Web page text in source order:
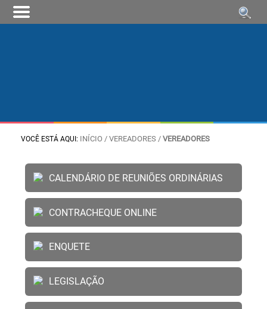
VOCÊ ESTÁ AQUI: INÍCIO / VEREADORES / VEREADORES
CALENDÁRIO DE REUNIÕES ORDINÁRIAS
CONTRACHEQUE ONLINE
ENQUETE
LEGISLAÇÃO